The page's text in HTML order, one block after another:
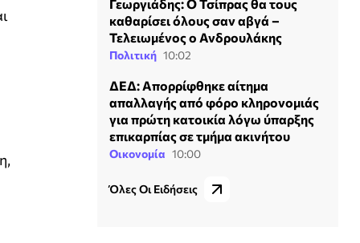
Γεωργιάδης: Ο Τσίπρας θα τους
καθαρίσει όλους σαν αβγά –
Τελειωμένος ο Ανδρουλάκης
Πολιτική 10:02
ΔΕΔ: Απορρίφθηκε αίτημα
απαλλαγής από φόρο κληρονομιάς
για πρώτη κατοικία λόγω ύπαρξης
επικαρπίας σε τμήμα ακινήτου
Οικονομία 10:00
Όλες Οι Ειδήσεις